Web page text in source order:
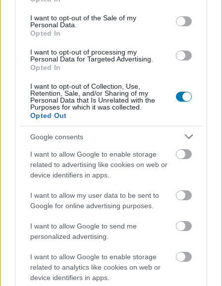
use your data for below specified purposes in below Google
consent section.
I want to opt-out of the Sale of my
Personal Data.
Opted In
I want to opt-out of processing my
Personal Data for Targeted Advertising.
Opted In
I want to opt-out of Collection, Use,
Retention, Sale, and/or Sharing of my
Personal Data that Is Unrelated with the
Purposes for which it was collected.
Opted Out
Google consents
I want to allow Google to enable storage
related to advertising like cookies on web or
device identifiers in apps.
I want to allow my user data to be sent to
Google for online advertising purposes.
I want to allow Google to send me
personalized advertising.
I want to allow Google to enable storage
related to analytics like cookies on web or
device identifiers in apps.
Új film lett a magyar mozik királya, de hova csúszott
| 2023.02.23 17:45
Az Avatar 2-t már lassan tényleg mindenki látta, aki akarta,
így más filmek vehetik át a helyét.
Már két film is előzi, még lentebb csúszott az Avatar -
A víz útja a magyar mozik toplistáján
| 2023.02.20 16:37